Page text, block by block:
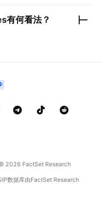
有何看法？
2026 FactSet Research
数据库由FactSet Research